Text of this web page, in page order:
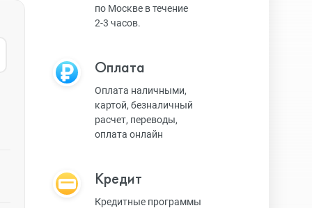
Magic Keyboard
ЗУ и кабели
Игровые консоли
Ремешки для AW
по Москве в течение
2-3 часов.
Оплата
Оплата наличными,
картой, безналичный
расчет, переводы,
оплата онлайн
Кредит
Кредитные программы